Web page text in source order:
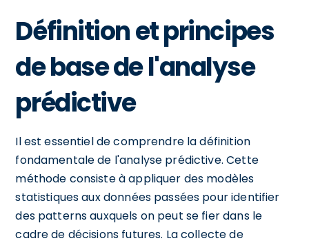
Définition et principes
de base de l'analyse
prédictive
Il est essentiel de comprendre la définition
fondamentale de l'analyse prédictive. Cette
méthode consiste à appliquer des modèles
statistiques aux données passées pour identifier
des patterns auxquels on peut se fier dans le
cadre de décisions futures. La collecte de